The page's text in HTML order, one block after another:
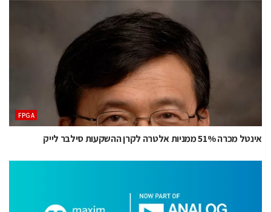
‫‪FPGA‬‬
אינטל מכרה 51% ממניות אלטרה לקרן ההשקעות סילבר לייק